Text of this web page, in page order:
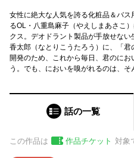
女性に絶大な人気を誇る化粧品＆バ
るOL・八重島麻子（やえしまあさこ
クス。デオドラント製品が手放せな
香太郎（なとりこうたろう）に、「
開発のため、これから毎日、君のに
う。でも、においを嗅がれるのは、そ
話の一覧
この作品は 作品チケット 対象